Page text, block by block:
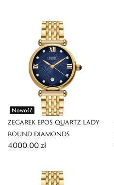
Nowość
ZEGAREK EPOS QUARTZ LADY
ROUND DIAMONDS
4000,00 zł